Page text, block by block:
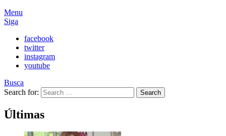
Menu
Siga
facebook
twitter
instagram
youtube
Busca
Search for:
Search
Últimas